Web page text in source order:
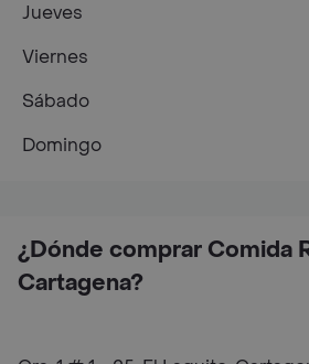
¿Dónde comprar Comida
Cartagena?
Jueves
Viernes
Sábado
Domingo